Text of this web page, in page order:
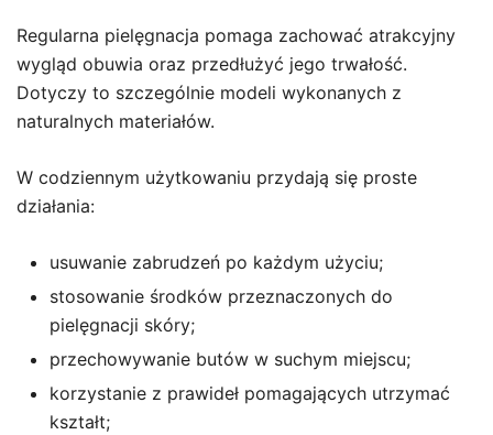
Regularna pielęgnacja pomaga zachować atrakcyjny
wygląd obuwia oraz przedłużyć jego trwałość.
Dotyczy to szczególnie modeli wykonanych z
naturalnych materiałów.
W codziennym użytkowaniu przydają się proste
działania:
usuwanie zabrudzeń po każdym użyciu;
stosowanie środków przeznaczonych do
pielęgnacji skóry;
przechowywanie butów w suchym miejscu;
korzystanie z prawideł pomagających utrzymać
kształt;